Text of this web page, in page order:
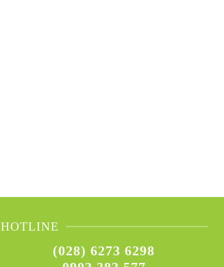
HOTLINE
(028) 6273 6298